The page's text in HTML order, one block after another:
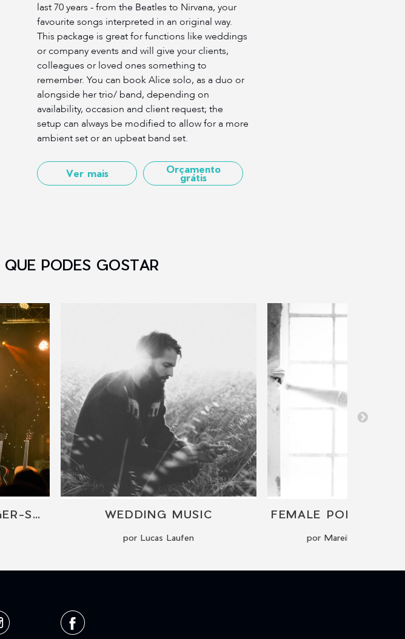
last 70 years - from the Beatles to Nirvana, your
favourite songs interpreted in an original way.
This package is great for functions like weddings
or company events and will give your clients,
colleagues or loved ones something to
remember. You can book Alice solo, as a duo or
alongside her trio/ band, depending on
availability, occasion and client request; the
setup can always be modified to allow for a more
ambient set or an upbeat band set.
Ver mais Orçamento
grátis
PODES GOSTAR
GUT GELAUNTES SINGER-SONGWRITER KONZERT WEDDING MUSIC
por Lucas Laufen por Mareike Plota-